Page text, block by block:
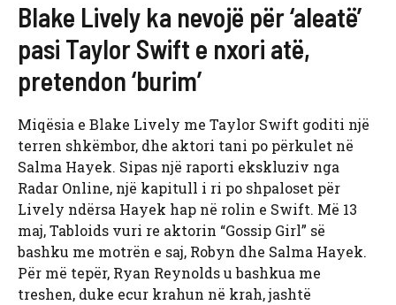
Blake Lively ka nevojë për ‘aleatë’
pasi Taylor Swift e nxori atë,
pretendon ‘burim’
Miqësia e Blake Lively me Taylor Swift goditi një
terren shkëmbor, dhe aktori tani po përkulet në
Salma Hayek. Sipas një raporti ekskluziv nga
Radar Online, një kapitull i ri po shpaloset për
Lively ndërsa Hayek hap në rolin e Swift. Më 13
maj, Tabloids vuri re aktorin “Gossip Girl” së
bashku me motrën e saj, Robyn dhe Salma Hayek.
Për më tepër, Ryan Reynolds u bashkua me
treshen, duke ecur krahun në krah, jashtë